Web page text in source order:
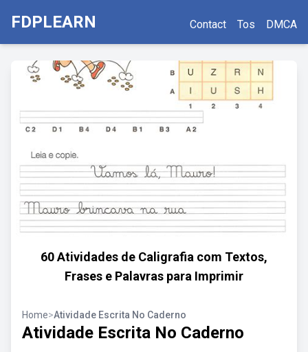
FDPLEARN Contact Tos DMCA
60 Atividades de Caligrafia com Textos,
Frases e Palavras para Imprimir
Home>Atividade Escrita No Caderno
Atividade Escrita No Caderno